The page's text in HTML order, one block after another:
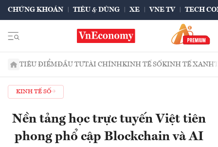
CHỨNG KHOÁN TIÊU & DÙNG XE VNE TV TECH
TIÊU ĐIỂMĐẦU TƯTÀI CHÍNHKINH TẾ SỐKINH TẾ XANH
KINH TẾ SỐ
Nền tảng học trực tuyến Việt tiên
phong phổ cập Blockchain và AI